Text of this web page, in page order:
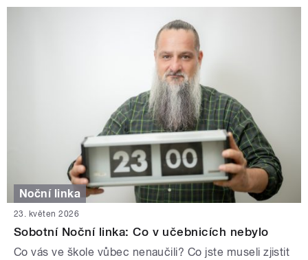
Noční linka
23. květen 2026
Sobotní Noční linka: Co v učebnicích nebylo
Co vás ve škole vůbec nenaučili? Co jste museli zjistit